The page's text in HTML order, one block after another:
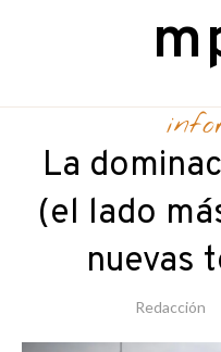
contentLa
(el lado
nuevas
Redacción